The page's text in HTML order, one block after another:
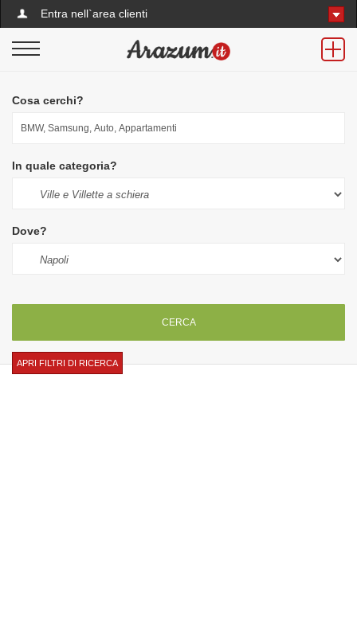
Entra nell`area clienti
Cosa cerchi?
In quale categoria?
Dove?
CERCA
APRI FILTRI DI RICERCA